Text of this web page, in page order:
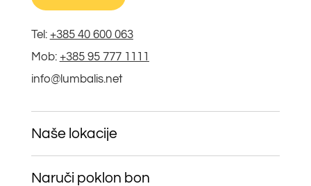
Tel: +385 40 600 063
Mob: +385 95 777 1111
info@lumbalis.net
Naše lokacije
Naruči poklon bon